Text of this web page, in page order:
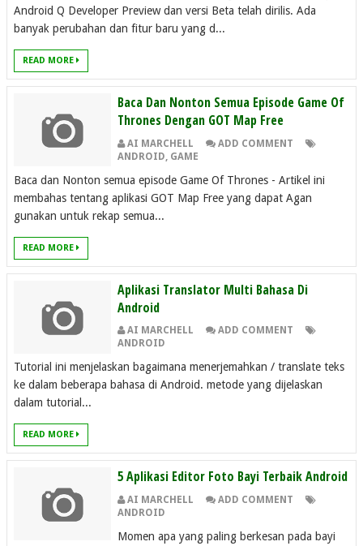
Android Q Developer Preview dan versi Beta telah dirilis. Ada
banyak perubahan dan fitur baru yang d...
READ MORE
Baca Dan Nonton Semua Episode Game Of
Thrones Dengan GOT Map Free
AI MARCHELL
ADD COMMENT
ANDROID GAME
Baca dan Nonton semua episode Game Of Thrones - Artikel ini
membahas tentang aplikasi GOT Map Free yang dapat Agan
gunakan untuk rekap semua...
READ MORE
Aplikasi Translator Multi Bahasa Di
Android
AI MARCHELL
ADD COMMENT
ANDROID
Tutorial ini menjelaskan bagaimana menerjemahkan / translate teks
ke dalam beberapa bahasa di Android. metode yang dijelaskan
dalam tutorial...
READ MORE
5 Aplikasi Editor Foto Bayi Terbaik Android
AI MARCHELL
ADD COMMENT
ANDROID
Momen apa yang paling berkesan pada bayi